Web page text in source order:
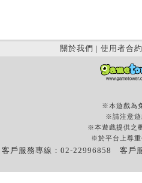
關於我們 | 使用者合約
※本遊戲為
※請注意遊
※本遊戲提供之
※於平台上尊重
客戶服務專線：02-22996858 客戶